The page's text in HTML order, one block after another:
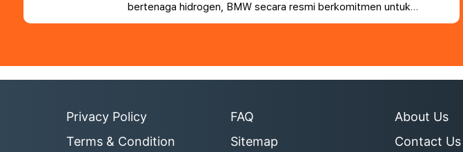
bertenaga hidrogen, BMW secara resmi berkomitmen untuk
memproduksi kendaraan sel bahan bakar hidrogen pertama yang
Privacy Policy
Terms & Condition
FAQ
Sitemap
About Us
Contact Us